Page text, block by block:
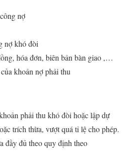
nợ
nợ khó đòi
hóa đơn, biên bản bàn giao ,…
khoản nợ phải thu
phải thu khó đòi hoặc lập dự
trích thừa, vượt quá tỉ lệ cho phép.
đầy đủ theo quy định theo